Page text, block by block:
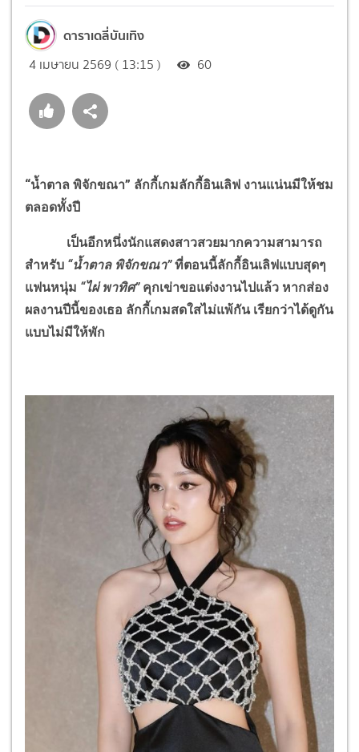
ดาราเดลี่บันเทิง
4 เมษายน 2569 ( 13:15 ) 60
“น้ำตาล พิจักขณา” ลักกี้เกมลักกี้อินเลิฟ งานแน่นมีให้ชม
ตลอดทั้งปี
เป็นอีกหนึ่งนักแสดงสาวสวยมากความสามารถ
สำหรับ “น้ำตาล พิจักขณา”ที่ตอนนี้ลักกี้อินเลิฟแบบสุดๆ
แฟนหนุ่ม “ไผ่ พาทิศ”คุกเข่าขอแต่งงานไปแล้ว หากส่อง
ผลงานปีนี้ของเธอ ลักกี้เกมสดใสไม่แพ้กัน เรียกว่าได้ดูกัน
แบบไม่มีให้พัก